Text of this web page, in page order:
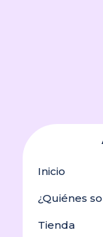
Inicio
¿Quiénes
Tienda